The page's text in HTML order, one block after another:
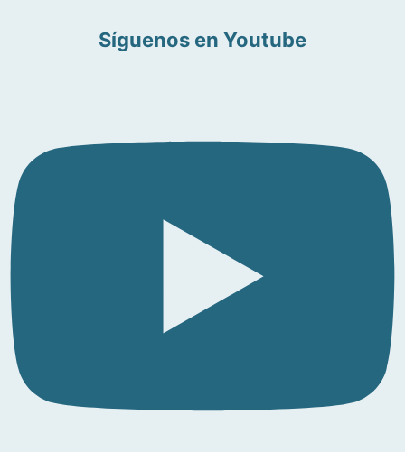
Síguenos en Youtube